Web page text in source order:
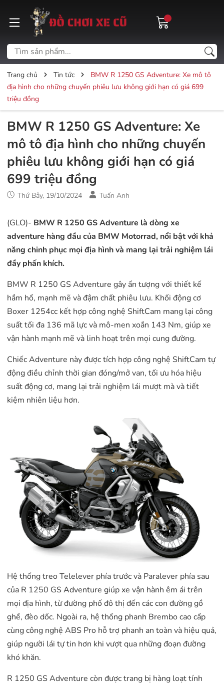
Trang chủ Tin tức
BMW R 1250 GS Adventure: Xe mô tô
địa hình cho những chuyến phiêu lưu không giới hạn có giá 699
triệu đồng
BMW R 1250 GS Adventure: Xe
mô tô địa hình cho những chuyến
phiêu lưu không giới hạn có giá
699 triệu đồng
Thứ Bảy, 19/10/2024 Tuấn Anh
(GLO)- BMW R 1250 GS Adventure là dòng xe
adventure hàng đầu của BMW Motorrad, nổi bật với khả
năng chinh phục mọi địa hình và mang lại trải nghiệm lái
đầy phấn khích.
BMW R 1250 GS Adventure gây ấn tượng với thiết kế
hầm hố, mạnh mẽ và đậm chất phiêu lưu. Khối động cơ
Boxer 1254cc kết hợp công nghệ ShiftCam mang lại công
suất tối đa 136 mã lực và mô-men xoắn 143 Nm, giúp xe
vận hành mạnh mẽ và linh hoạt trên mọi cung đường.
Chiếc Adventure này được tích hợp công nghệ ShiftCam tự
động điều chỉnh thời gian đóng/mở van, tối ưu hóa hiệu
suất động cơ, mang lại trải nghiệm lái mượt mà và tiết
kiệm nhiên liệu hơn.
Hệ thống treo Telelever phía trước và Paralever phía sau
của R 1250 GS Adventure giúp xe vận hành êm ái trên
mọi địa hình, từ đường phố đô thị đến các con đường gồ
ghề, đèo dốc. Ngoài ra, hệ thống phanh Brembo cao cấp
cùng công nghệ ABS Pro hỗ trợ phanh an toàn và hiệu quả,
giúp người lái tự tin hơn khi vượt qua những đoạn đường
khó khăn.
R 1250 GS Adventure còn được trang bị hàng loạt tính